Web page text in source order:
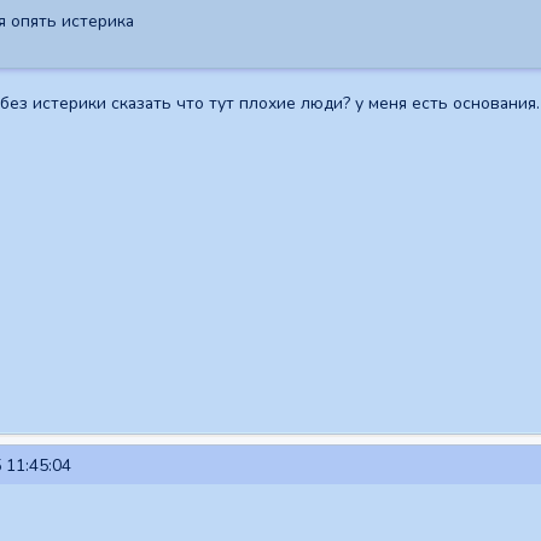
опять истерика
истерики сказать что тут плохие люди? у меня есть основания.